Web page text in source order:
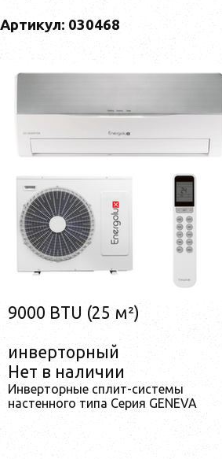
Артикул: 030468
9000 BTU (25 м²)
инверторный
Нет в наличии
Инверторные сплит-системы
настенного типа Серия GENEVA